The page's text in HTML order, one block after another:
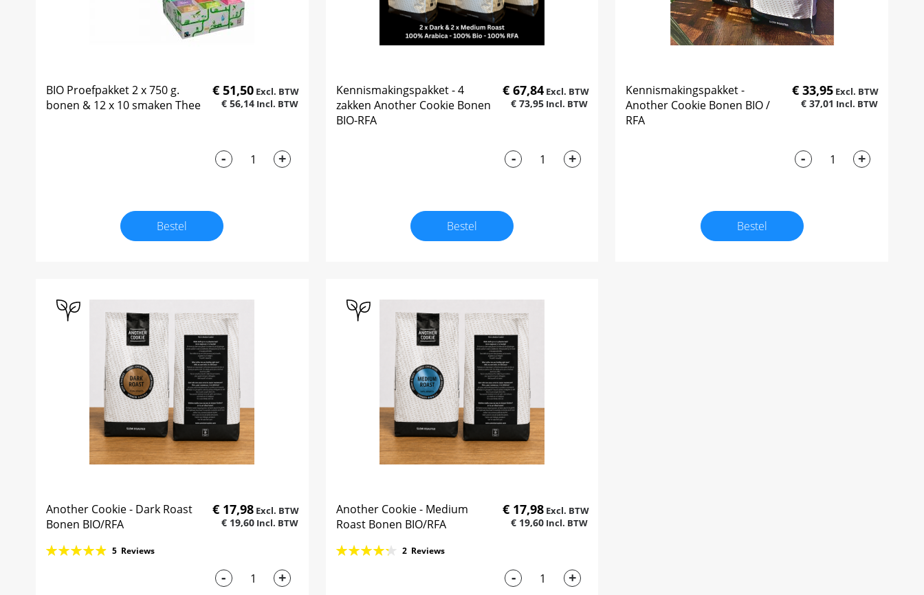
BIO Proefpakket 2 x 750 g.
bonen & 12 x 10 smaken Thee
€ 51,50
€ 56,14
- +
Bestel
Kennismakingspakket - 4
zakken Another Cookie Bonen
BIO-RFA
€ 67,84
€ 73,95
- +
Bestel
Kennismakingspakket -
Another Cookie Bonen BIO /
RFA
€ 33,95
€ 37,01
- +
Bestel
Another Cookie - Dark Roast
Bonen BIO/RFA
€ 17,98
€ 19,60
Rating:
5 Reviews
- +
Another Cookie - Medium
Roast Bonen BIO/RFA
€ 17,98
€ 19,60
Rating:
2 Reviews
- +